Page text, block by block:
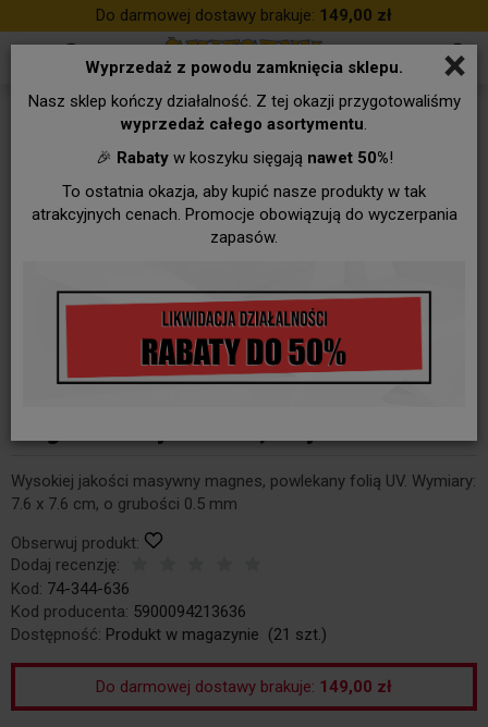
×
Wyprzedaż z powodu zamknięcia sklepu.
Nasz sklep kończy działalność. Z tej okazji przygotowaliśmy
wyprzedaż całego asortymentu.
🎉 Rabatyw koszyku sięgają nawet 50%!
To ostatnia okazja, aby kupić nasze produkty w tak
atrakcyjnych cenach. Promocje obowiązują do wyczerpania
zapasów.
Do darmowej dostawy brakuje: 149,00 zł
Wysokiej jakości masywny magnes, powlekany folią UV. Wymiary:
7.6 x 7.6 cm, o grubości 0.5 mm
Obserwuj produkt:
Dodaj recenzję:
Kod: 74-344-636
Kod producenta: 5900094213636
Dostępność: Produkt w magazynie (21 szt.)
Do darmowej dostawy brakuje: 149,00 zł